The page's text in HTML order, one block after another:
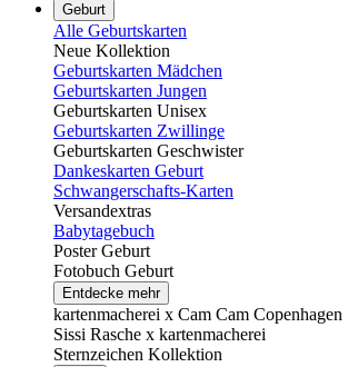
Geburt
Alle Geburtskarten
Neue Kollektion
Geburtskarten Mädchen
Geburtskarten Jungen
Geburtskarten Unisex
Geburtskarten Zwillinge
Geburtskarten Geschwister
Dankeskarten Geburt
Schwangerschafts-Karten
Versandextras
Babytagebuch
Poster Geburt
Fotobuch Geburt
Entdecke mehr
kartenmacherei x Cam Cam Copenhagen
Sissi Rasche x kartenmacherei
Sternzeichen Kollektion